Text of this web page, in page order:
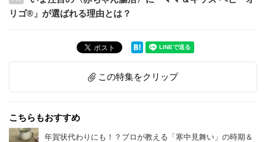
リゴ®」が選ばれる理由とは？
この特集をクリップ
こちらもおすすめ
年賀状代わりにも！？プロが教える「寒中見舞い」の時期＆